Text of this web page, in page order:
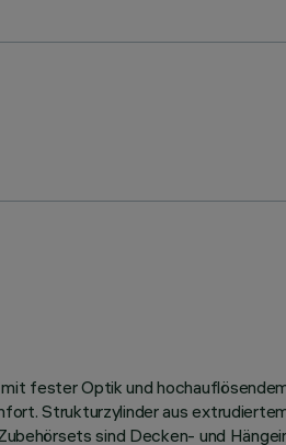
fester Optik und
Strukturzylinder aus
sind Decken- und